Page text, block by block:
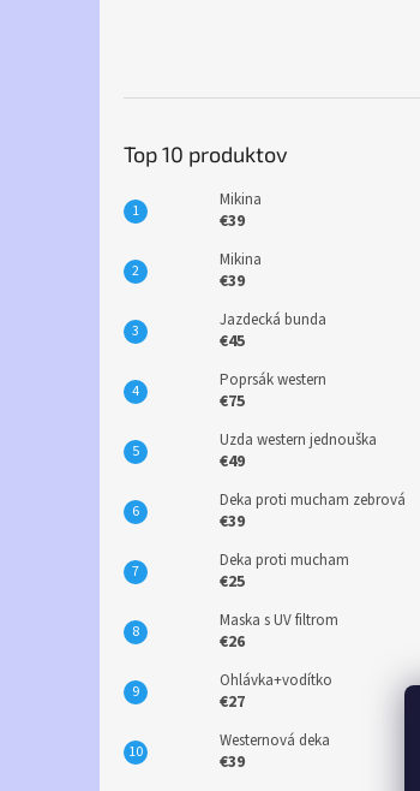
Top 10 produktov
Mikina
€39
Mikina
€39
Jazdecká bunda
€45
Poprsák western
€75
Uzda western jednouška
€49
Deka proti mucham zebrová
€39
Deka proti mucham
€25
Maska s UV filtrom
€26
Ohlávka+vodítko
€27
Westernová deka
€39